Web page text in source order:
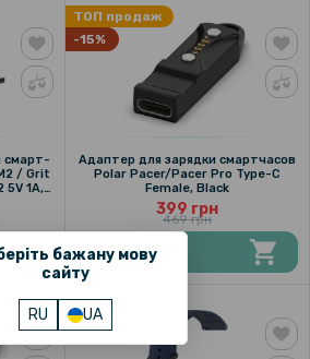
бажану мову
сайту
RU UA
смарт-
/ Grit
1A,
ТОП продаж
-15%
Адаптер для зарядки смартчасов
Polar Pacer/Pacer Pro Type-C
Female, Black
399 грн
469 грн
Купить